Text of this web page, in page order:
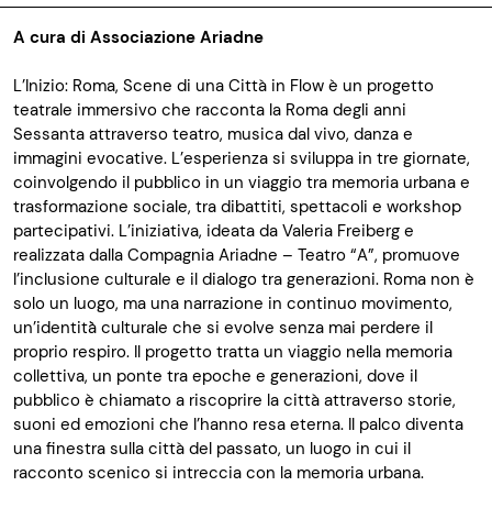
A cura di Associazione Ariadne
L’Inizio: Roma, Scene di una Città in Flow è un progetto
teatrale immersivo che racconta la Roma degli anni
Sessanta attraverso teatro, musica dal vivo, danza e
immagini evocative. L’esperienza si sviluppa in tre giornate,
coinvolgendo il pubblico in un viaggio tra memoria urbana e
trasformazione sociale, tra dibattiti, spettacoli e workshop
partecipativi. L’iniziativa, ideata da Valeria Freiberg e
realizzata dalla Compagnia Ariadne – Teatro “A”, promuove
l’inclusione culturale e il dialogo tra generazioni. Roma non è
solo un luogo, ma una narrazione in continuo movimento,
un’identità̀ culturale che si evolve senza mai perdere il
proprio respiro. Il progetto tratta un viaggio nella memoria
collettiva, un ponte tra epoche e generazioni, dove il
pubblico è chiamato a riscoprire la città attraverso storie,
suoni ed emozioni che l’hanno resa eterna. Il palco diventa
una finestra sulla città del passato, un luogo in cui il
racconto scenico si intreccia con la memoria urbana.